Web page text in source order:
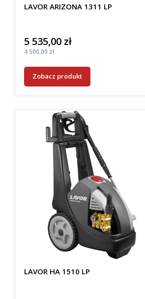
LAVOR ARIZONA 1311 LP
Cena
5 535,00 zł
Cena
4 500,00 zł
Zobacz produkt
LAVOR HA 1510 LP